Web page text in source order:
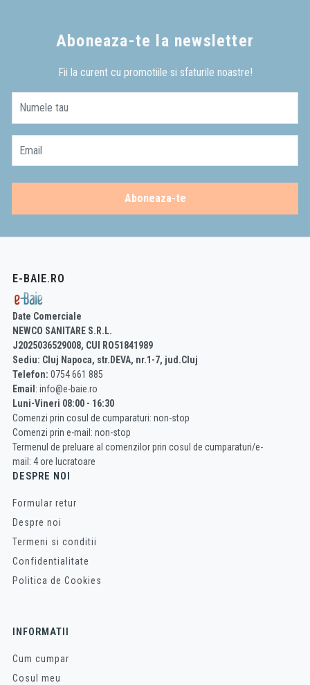
Aboneaza-te la newsletter
Fii la curent cu promotiile si sfaturile noastre!
Numele tau
Email
Aboneaza-te
E-BAIE.RO
Date Comerciale
NEWCO SANITARE S.R.L.
J2025036529008, CUI RO51841989
Sediu: Cluj Napoca, str.DEVA, nr.1-7, jud.Cluj
Telefon: 0754 661 885
Email : info@e-baie.ro
Luni-Vineri 08:00 - 16:30
Comenzi prin cosul de cumparaturi: non-stop
Comenzi prin e-mail: non-stop
Termenul de preluare al comenzilor prin cosul de cumparaturi/e-
mail: 4 ore lucratoare
DESPRE NOI
Formular retur
Despre noi
Termeni si conditii
Confidentialitate
Politica de Cookies
INFORMATII
Cum cumpar
Cosul meu